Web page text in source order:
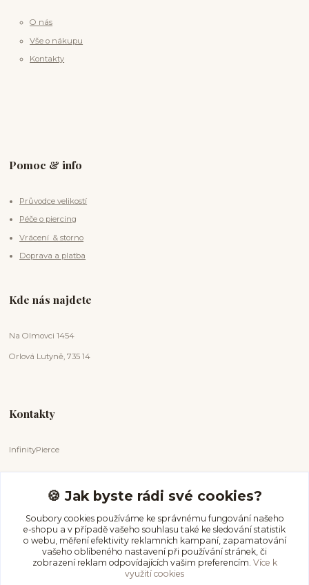
O nás
Vše o nákupu
Kontakty
Pomoc & info
Průvodce velikostí
Péče o piercing
Vrácení & storno
Doprava a platba
Kde nás najdete
Na Olmovci 1454
Orlová Lutyně, 735 14
Kontakty
InfinityPierce
+420 731 681 038
(Po-Ne, 9-18 hod.)
info@infinitypierce.cz
🍪 Jak byste rádi své cookies?
Soubory cookies používáme ke správnému fungování našeho
e-shopu a v případě vašeho souhlasu také ke sledování statistik
o webu, měření efektivity reklamních kampaní, zapamatování
vašeho oblíbeného nastavení při používání stránek, či
zobrazení reklam odpovídajících vašim preferencím. Více k
využití cookies